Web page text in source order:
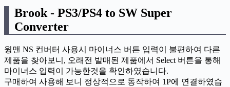
Brook - PS3/PS4 to SW Super
Converter
윙맨 NS 컨버터 사용시 마이너스 버튼 입력이 불편하여 다른
제품을 찾아보니, 오래전 발매된 제품에서 Select 버튼을 통해
마이너스 입력이 가능한것을 확인하였습니다.
구매하여 사용해 보니 정상적으로 동작하여 1P에 연결하였습